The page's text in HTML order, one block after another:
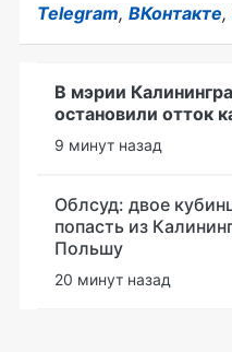
Telegram, ВКонтакте,
В мэрии
остановили отток
9 минут назад
Облсуд: двое
попасть из
Польшу
20 минут назад